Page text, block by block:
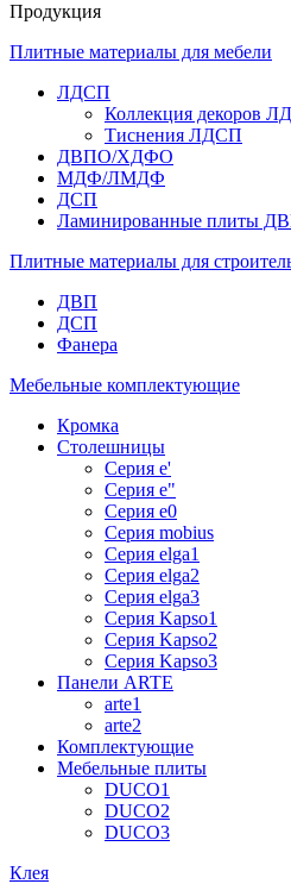
Продукция
Плитные материалы для мебели
ЛДСП
Коллекция декоров
Тиснения ЛДСП
ДВПО/ХДФО
МДФ/ЛМДФ
ДСП
Ламинированные плиты
Плитные материалы для
ДВП
ДСП
Фанера
Мебельные комплектующие
Кромка
Столешницы
Серия e'
Серия e"
Серия e0
Серия mobius
Серия elga1
Серия elga2
Серия elga3
Серия Kapso1
Серия Kapso2
Серия Kapso3
Панели ARTE
arte1
arte2
Комплектующие
Мебельные плиты
DUCO1
DUCO2
DUCO3
Клея